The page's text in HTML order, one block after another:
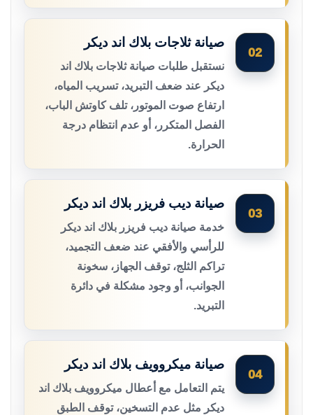
02
صيانة ثلاجات بلاك اند ديكر
نستقبل طلبات صيانة ثلاجات بلاك اند
ديكر عند ضعف التبريد، تسريب المياه،
ارتفاع صوت الموتور، تلف كاوتش الباب،
الفصل المتكرر، أو عدم انتظام درجة
الحرارة.
03
صيانة ديب فريزر بلاك اند ديكر
خدمة صيانة ديب فريزر بلاك اند ديكر
للرأسي والأفقي عند ضعف التجميد،
تراكم الثلج، توقف الجهاز، سخونة
الجوانب، أو وجود مشكلة في دائرة
التبريد.
04
صيانة ميكروويف بلاك اند ديكر
يتم التعامل مع أعطال ميكروويف بلاك اند
ديكر مثل عدم التسخين، توقف الطبق